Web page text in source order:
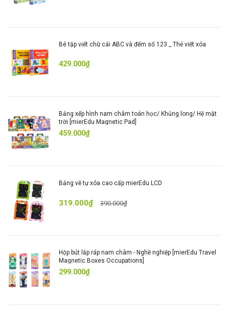
tiêu truyền cảm hứng học hỏi, khám phá và phát triển
toàn diện cho trẻ em ngay từ những năm đầu đời.
Bé tập viết chữ cái ABC và đếm số 123 _ Thẻ viết xóa
429.000₫
Bảng xếp hình nam châm toán học/ Khủng long/ Hệ mặt
trời [mierEdu Magnetic Pad]
459.000₫
Bảng vẽ tự xóa cao cấp mierEdu LCD
319.000₫ 390.000₫
Hộp bút lắp ráp nam châm - Nghề nghiệp [mierEdu Travel
Magnetic Boxes Occupations]
299.000₫